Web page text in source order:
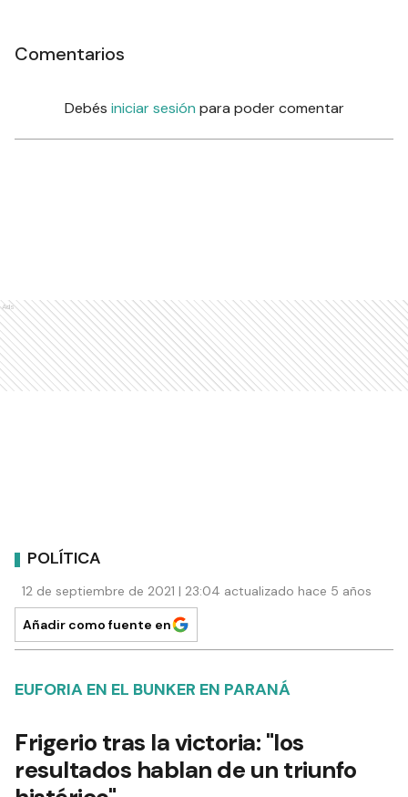
Comentarios
Debés iniciar sesión para poder comentar
Ads
POLÍTICA
12 de septiembre de 2021 | 23:04 actualizado hace 5 años
Añadir como fuente en
EUFORIA EN EL BUNKER EN PARANÁ
Frigerio tras la victoria: "los
resultados hablan de un triunfo